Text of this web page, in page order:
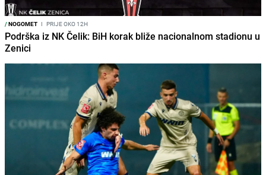
/NOGOMET I PRIJE OKO 12H
Podrška iz NK Čelik: BiH korak bliže nacionalnom stadionu u
Zenici